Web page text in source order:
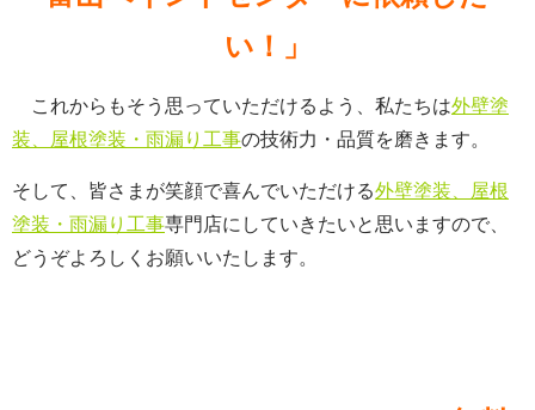
い！」
これからもそう思っていただけるよう、私たちは外壁塗
装、屋根塗装・雨漏り工事の技術力・品質を磨きます。
そして、皆さまが笑顔で喜んでいただける外壁塗装、屋根
塗装・雨漏り工事専門店にしていきたいと思いますので、
どうぞよろしくお願いいたします。